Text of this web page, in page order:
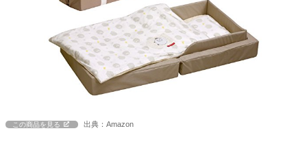
この商品を見る 出典：Amazon